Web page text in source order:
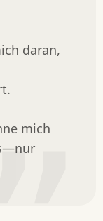
daran,
mich